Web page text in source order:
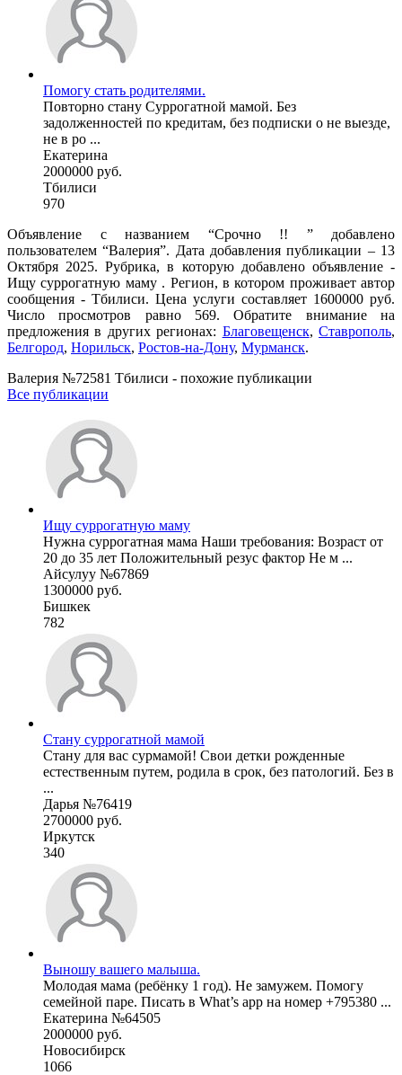
Помогу стать родителями.
Повторно стану Суррогатной мамой. Без
задолженностей по кредитам, без подписки о не выезде,
не в ро ...
Екатерина
2000000 руб.
Тбилиси
970
Объявление с названием “Срочно !! ” добавлено
пользователем “Валерия”. Дата добавления публикации – 13
Октября 2025. Рубрика, в которую добавлено объявление -
Ищу суррогатную маму . Регион, в котором проживает автор
сообщения - Тбилиси. Цена услуги составляет 1600000 руб.
Число просмотров равно 569. Обратите внимание на
предложения в других регионах: Благовещенск,Ставрополь,
Белгород, Норильск, Ростов-на-Дону, Мурманск.
Валерия №72581 Тбилиси - похожие публикации
Все публикации
Ищу суррогатную маму
Нужна суррогатная мама Наши требования: Возраст от
20 до 35 лет Положительный резус фактор Не м ...
Айсулуу №67869
1300000 руб.
Бишкек
782
Стану суррогатной мамой
Стану для вас сурмамой! Свои детки рожденные
естественным путем, родила в срок, без патологий. Без в
...
Дарья №76419
2700000 руб.
Иркутск
340
Выношу вашего малыша.
Молодая мама (ребёнку 1 год). Не замужем. Помогу
семейной паре. Писать в What’s app на номер +795380 ...
Екатерина №64505
2000000 руб.
Новосибирск
1066